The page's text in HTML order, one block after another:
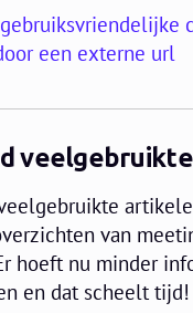
een externe url
van
hoeft nu minder
en dat scheelt tijd!